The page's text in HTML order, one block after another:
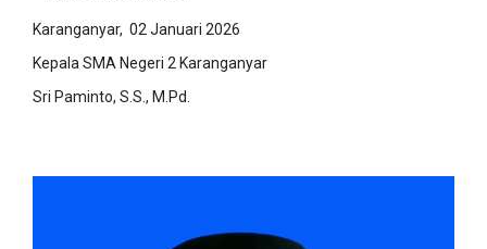
Karanganyar, 02 Januari 2026
Kepala SMA Negeri 2 Karanganyar
Sri Paminto, S.S., M.Pd.